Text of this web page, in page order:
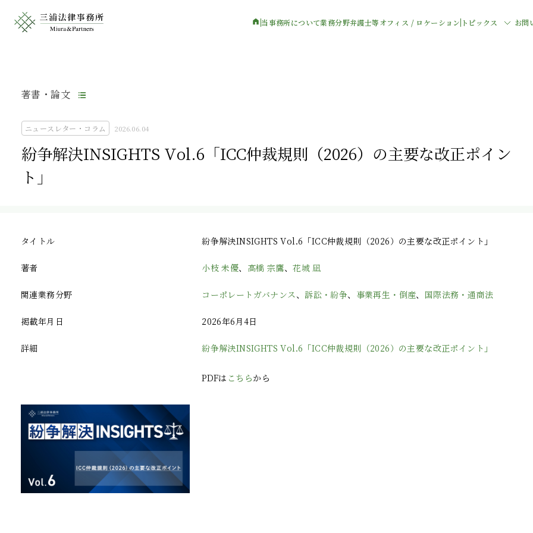
当事務所について業務分野弁護士等オフィス / ロケーション トピックス お問
著書・論文
ニュースレター・コラム 2026.06.04
紛争解決INSIGHTS Vol.6「ICC仲裁規則（2026）の主要な改正ポイン
ト」
タイトル 紛争解決INSIGHTS Vol.6「ICC仲裁規則（2026）の主要な改正ポイント」
著者 小枝 未優、 髙橋 宗鷹、花城 凪
関連業務分野 コーポレートガバナンス、 訴訟・紛争、 事業再生・倒産、 国際法務・通商法
掲載年月日 2026年6月4日
詳細 紛争解決INSIGHTS Vol.6「ICC仲裁規則（2026）の主要な改正ポイント」
PDFは こちらから